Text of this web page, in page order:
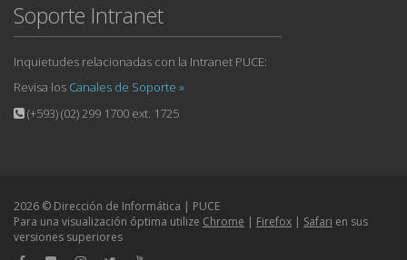
Soporte Intranet
Inquietudes relacionadas con la Intranet PUCE:
Revisa los Canales de Soporte »
(+593) (02) 299 1700 ext. 1725
2026 © Dirección de Informática | PUCE
Para una visualización óptima utilize Chrome | Firefox | Safari en sus
versiones superiores